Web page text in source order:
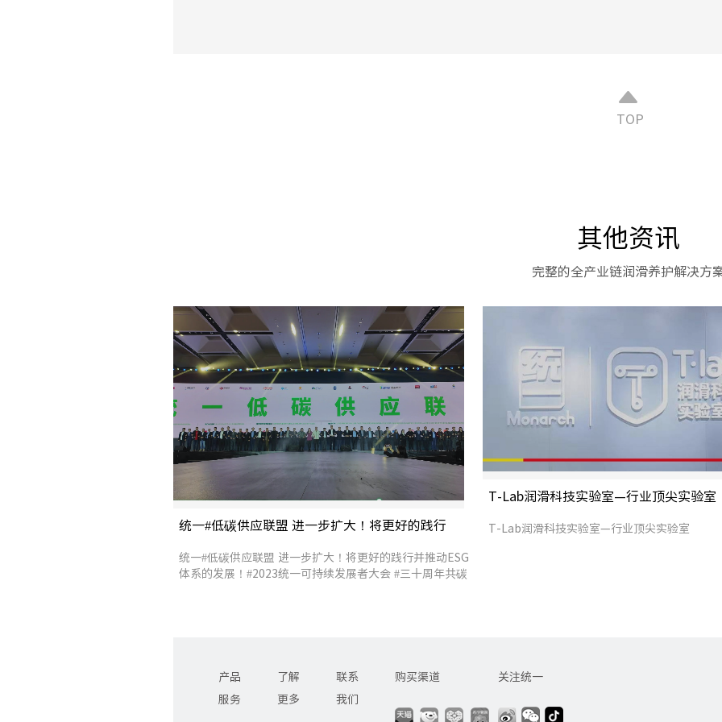
TOP
其他资讯
完整的全产业链润滑养护解决方
统一#低碳供应联盟 进一步扩大！将更好的践行
并推动ESG体系的发展！
统一#低碳供应联盟 进一步扩大！将更好的践行并推动ESG
体系的发展！#2023统一可持续发展者大会 #三十周年共碳
T-Lab润滑科技实验室—行业顶尖实验室
T-Lab润滑科技实验室—行业顶尖实验室
产品
服务
了解
更多
联系
我们
购买渠道 关注统一